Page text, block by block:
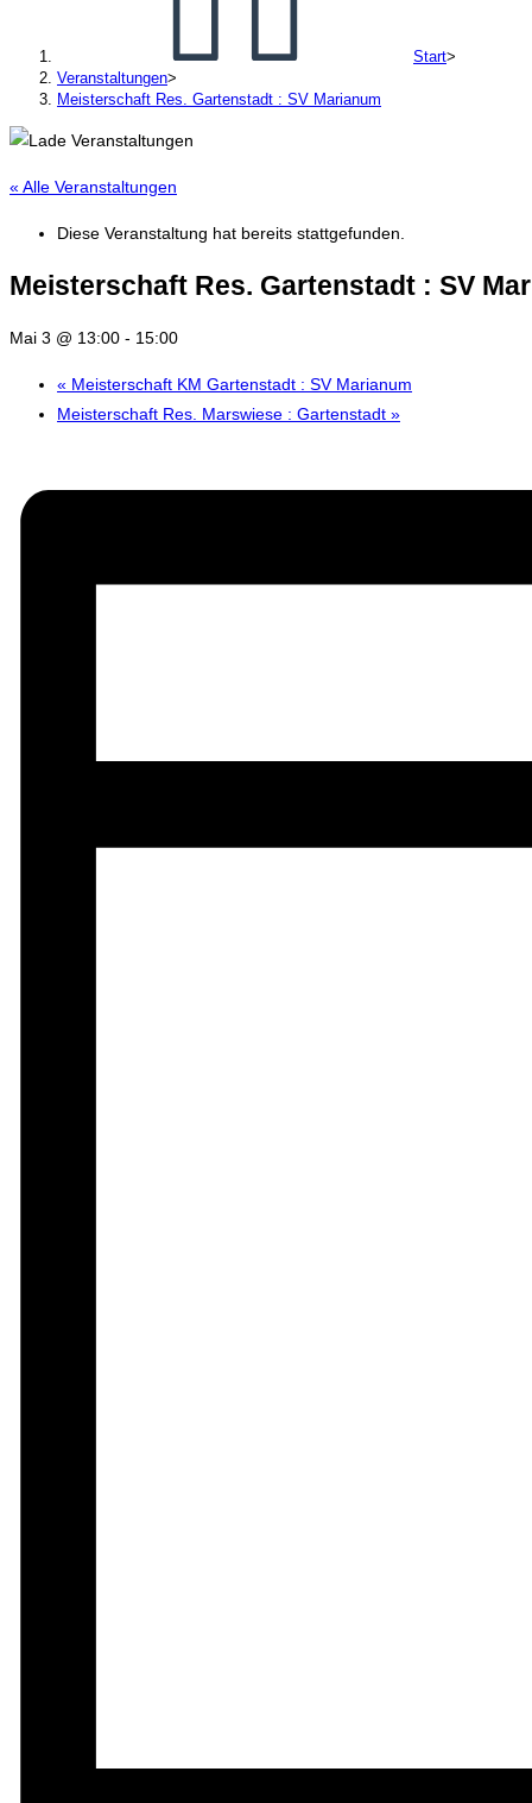
Start>
Veranstaltungen>
Meisterschaft Res. Gartenstadt : SV Marianum
« Alle Veranstaltungen
Diese Veranstaltung hat bereits stattgefunden.
Meisterschaft Res. Gartenstadt : SV
Mai 3 @ 13:00 - 15:00
« Meisterschaft KM Gartenstadt : SV Marianum
Meisterschaft Res. Marswiese : Gartenstadt »